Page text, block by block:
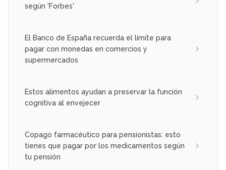
según 'Forbes'
El Banco de España recuerda el límite para
pagar con monedas en comercios y
supermercados
Estos alimentos ayudan a preservar la función
cognitiva al envejecer
Copago farmacéutico para pensionistas: esto
tienes que pagar por los medicamentos según
tu pensión